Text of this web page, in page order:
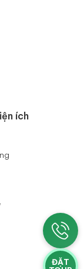
ích
ĐẶT